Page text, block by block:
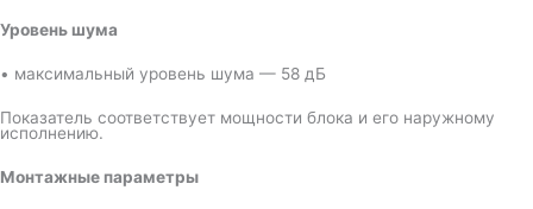
Уровень шума
• максимальный уровень шума — 58 дБ
Показатель соответствует мощности блока и его наружному
исполнению.
Монтажные параметры